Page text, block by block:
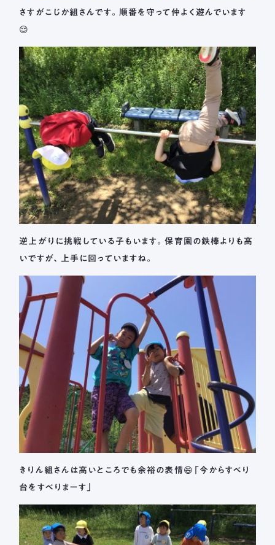
さすがこじか組さんです。順番を守って仲よく遊んでいます
😌
逆上がりに挑戦している子もいます。保育園の鉄棒よりも高
いですが、上手に回っていますね。
きりん組さんは高いところでも余裕の表情😄「今からすべり
台をすべりまーす」